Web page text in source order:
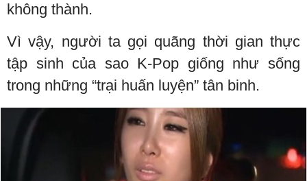
không thành.
Vì vậy, người ta gọi quãng thời gian thực
tập sinh của sao K-Pop giống như sống
trong những “trại huấn luyện” tân binh.